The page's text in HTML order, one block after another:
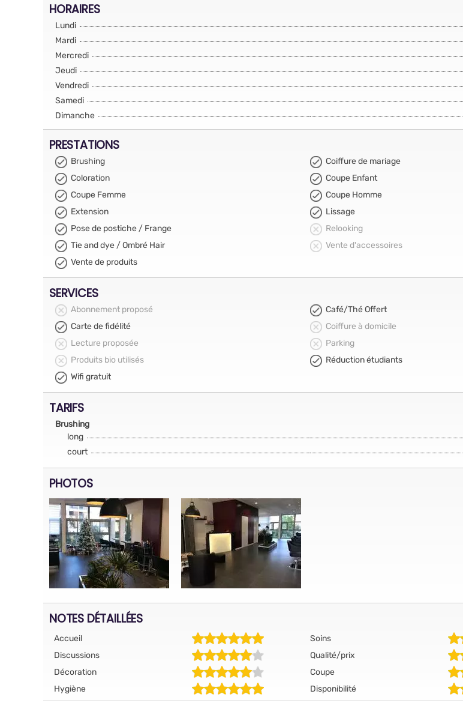
HORAIRES
Lundi
Mardi
Mercredi
Jeudi
Vendredi
Samedi
Dimanche
PRESTATIONS
Brushing
Coiffure de mariage
Coloration
Coupe Enfant
Coupe Femme
Coupe Homme
Extension
Lissage
Pose de postiche / Frange
Relooking
Tie and dye / Ombré Hair
Vente d'accessoires
Vente de produits
SERVICES
Abonnement proposé
Café/Thé Offert
Carte de fidélité
Coiffure à domicile
Lecture proposée
Parking
Produits bio utilisés
Réduction étudiants
Wifi gratuit
TARIFS
Brushing
long
court
PHOTOS
NOTES DÉTAILLÉES
Accueil
Soins
Discussions
Qualité/prix
Décoration
Coupe
Hygiène
Disponibilité